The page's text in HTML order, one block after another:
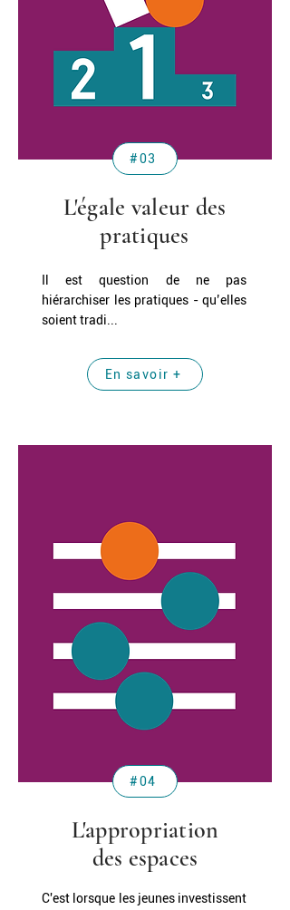
#03
L'égale valeur des
pratiques
Il est question de ne pas
hiérarchiser les pratiques - qu’elles
soient tradi...
En savoir +
#04
L'appropriation
des espaces
C'est lorsque les jeunes investissent